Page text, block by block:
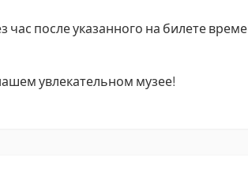
после указанного на билете
увлекательном музее!